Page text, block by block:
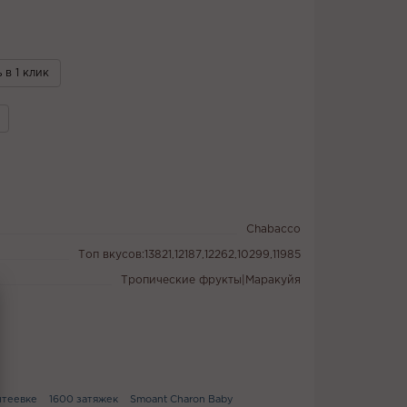
в 1 клик
Chabacco
Топ вкусов:13821,12187,12262,10299,11985
Тропические фрукты|Маракуйя
1600 затяжек
Smoant Charon Baby